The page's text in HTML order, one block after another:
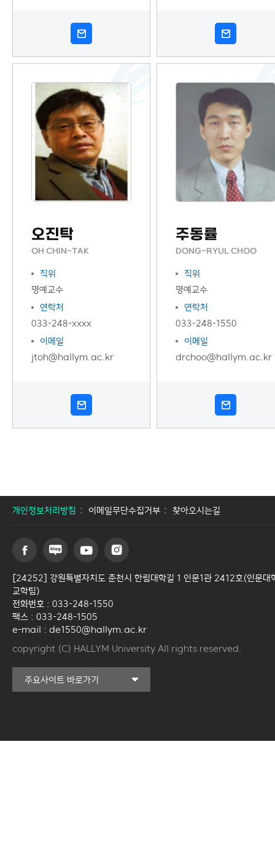
오진탁
OH CHIN-TAK
직위
명예교수
연락처
033-248-xxxx
이메일
jtoh@hallym.ac.kr
주동률
DONG-RYUL CHOO
직위
명예교수
연락처
033-248-1550
이메일
drchoo@hallym.ac.kr
개인정보처리방침 이메일무단수집거부 찾아오시는길
[24252] 강원특별자치도 춘천시 한림대학길 1 인문1관 2412호(인문대
교학팀)
전화번호 : 033-248-1550
팩스 : 033-248-1505
e-mail : de1550@hallym.ac.kr
copyright (C) HALLYM University All rights reserved.
주요사이트 바로가기
커뮤니티교육원
국제학생증신청